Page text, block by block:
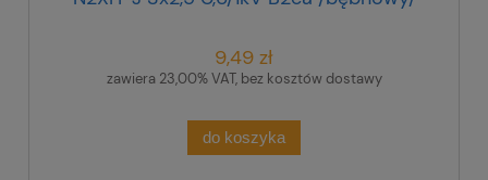
9,49 zł
zawiera 23,00% VAT, bez kosztów dostawy
do koszyka